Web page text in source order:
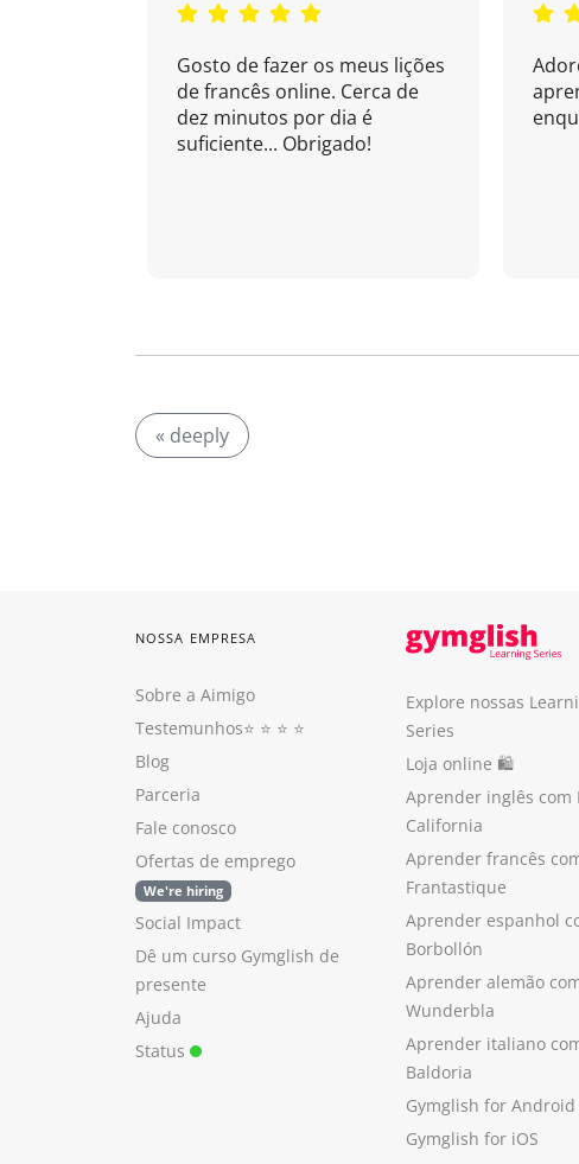
Gosto de fazer os meus lições
de francês online. Cerca de
dez minutos por dia é
suficiente... Obrigado!
« deeply
NOSSA EMPRESA
Sobre a Aimigo
Testemunhos⭐️ ⭐️ ⭐️ ⭐️
Blog
Parceria
Fale conosco
Ofertas de emprego
We're hiring
Social Impact
Dê um curso Gymglish de
presente
Ajuda
Status
Explore nossas
Series
Loja online 🛍
Aprender inglês com
California
Aprender francês
Frantastique
Aprender espanhol
Borbollón
Aprender alemão
Wunderbla
Aprender italiano
Baldoria
Gymglish for Android
Gymglish for iOS